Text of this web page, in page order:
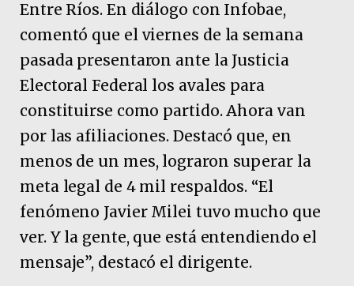
Entre Ríos. En diálogo con Infobae,
comentó que el viernes de la semana
pasada presentaron ante la Justicia
Electoral Federal los avales para
constituirse como partido. Ahora van
por las afiliaciones. Destacó que, en
menos de un mes, lograron superar la
meta legal de 4 mil respaldos. “El
fenómeno Javier Milei tuvo mucho que
ver. Y la gente, que está entendiendo el
mensaje”, destacó el dirigente.